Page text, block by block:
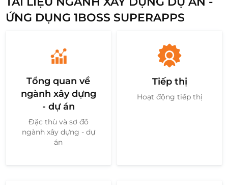
ỨNG DỤNG 1BOSS SUPERAPPS
Tổng quan về
ngành xây dựng
- dự án
Đặc thù và sơ đồ
ngành xây dựng - dự
án
Tiếp thị
Hoạt động tiếp thị